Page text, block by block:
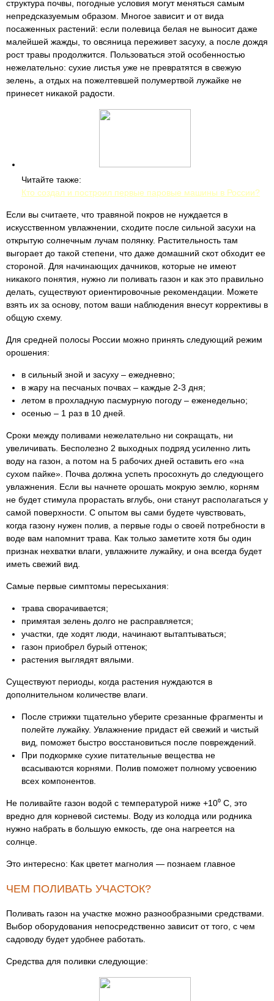
структура почвы, погодные условия могут меняться самым
непредсказуемым образом. Многое зависит и от вида
посаженных растений: если полевица белая не выносит даже
малейшей жажды, то овсяница переживет засуху, а после дождя
рост травы продолжится. Пользоваться этой особенностью
нежелательно: сухие листья уже не превратятся в свежую
зелень, а отдых на пожелтевшей полумертвой лужайке не
принесет никакой радости.
Читайте также:
Кто создал и построил первые паровые машины в России?
Если вы считаете, что травяной покров не нуждается в
искусственном увлажнении, сходите после сильной засухи на
открытую солнечным лучам полянку. Растительность там
выгорает до такой степени, что даже домашний скот обходит ее
стороной. Для начинающих дачников, которые не имеют
никакого понятия, нужно ли поливать газон и как это правильно
делать, существуют ориентировочные рекомендации. Можете
взять их за основу, потом ваши наблюдения внесут коррективы в
общую схему.
Для средней полосы России можно принять следующий режим
орошения:
в сильный зной и засуху – ежедневно;
в жару на песчаных почвах – каждые 2-3 дня;
летом в прохладную пасмурную погоду – еженедельно;
осенью – 1 раз в 10 дней.
Сроки между поливами нежелательно ни сокращать, ни
увеличивать. Бесполезно 2 выходных подряд усиленно лить
воду на газон, а потом на 5 рабочих дней оставить его «на
сухом пайке». Почва должна успеть просохнуть до следующего
увлажнения. Если вы начнете орошать мокрую землю, корням
не будет стимула прорастать вглубь, они станут располагаться у
самой поверхности. С опытом вы сами будете чувствовать,
когда газону нужен полив, а первые годы о своей потребности в
воде вам напомнит трава. Как только заметите хотя бы один
признак нехватки влаги, увлажните лужайку, и она всегда будет
иметь свежий вид.
Самые первые симптомы пересыхания:
трава сворачивается;
примятая зелень долго не расправляется;
участки, где ходят люди, начинают вытаптываться;
газон приобрел бурый оттенок;
растения выглядят вялыми.
Существуют периоды, когда растения нуждаются в
дополнительном количестве влаги.
После стрижки тщательно уберите срезанные фрагменты и
полейте лужайку. Увлажнение придаст ей свежий и чистый
вид, поможет быстро восстановиться после повреждений.
При подкормке сухие питательные вещества не
всасываются корнями. Полив поможет полному усвоению
всех компонентов.
Не поливайте газон водой с температурой ниже +10⁰ C, это
вредно для корневой системы. Воду из колодца или родника
нужно набрать в большую емкость, где она нагреется на
солнце.
Это интересно: Как цветет магнолия — познаем главное
ЧЕМ ПОЛИВАТЬ УЧАСТОК?
Поливать газон на участке можно разнообразными средствами.
Выбор оборудования непосредственно зависит от того, с чем
садоводу будет удобнее работать.
Средства для поливки следующие: